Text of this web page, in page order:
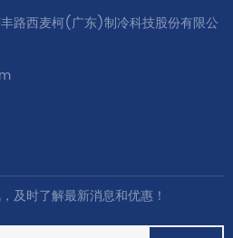
路西麦柯(广东)制冷科技股份有限公
时了解最新消息和优惠！